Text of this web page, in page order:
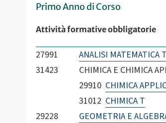
Primo Anno di Corso
Attività formative obbligatorie
27991 ANALISI MATEMATICA
31423
CHIMICA E CHIMICA
29910 CHIMICA
31012 CHIMICA T
29228
GEOMETRIA E